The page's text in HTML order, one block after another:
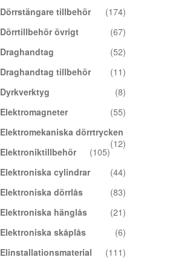
Dörrstängare tillbehör
(174)
Dörrtillbehör övrigt
(67)
Draghandtag
(52)
Draghandtag tillbehör
(11)
Dyrkverktyg
(8)
Elektromagneter
(55)
Elektromekaniska dörrtrycken
(12)
Elektroniktillbehör
(105)
Elektroniska cylindrar
(44)
Elektroniska dörrlås
(83)
Elektroniska hänglås
(21)
Elektroniska skåplås
(6)
Elinstallationsmaterial
(111)